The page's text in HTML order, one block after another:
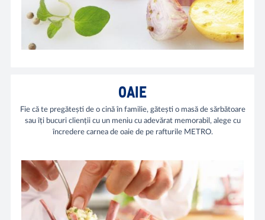
OAIE
Fie că te pregătești de o cină în familie, gătești o masă de sărbătoare
sau îți bucuri clienții cu un meniu cu adevărat memorabil, alege cu
încredere carnea de oaie de pe rafturile METRO.